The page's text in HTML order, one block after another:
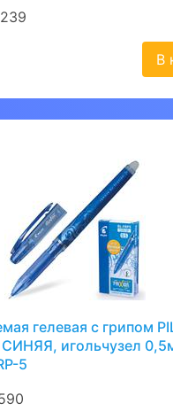
В
гелевая с грипом
игольчузел
5